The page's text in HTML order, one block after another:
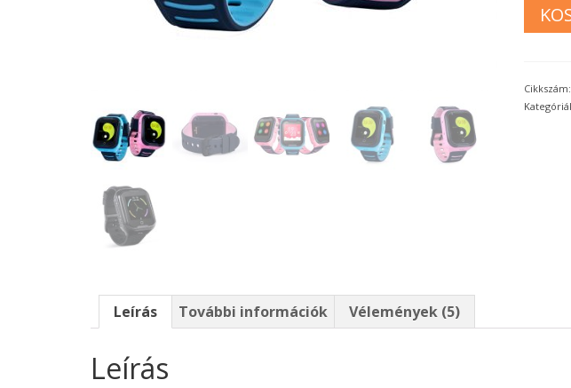
Cikkszám:
Leírás További információk Vélemények (5)
Leírás